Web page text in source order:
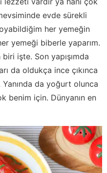
evde sürekli
her yemeğin
yemeği biberle yaparım.
işte. Son yapışımda
da oldukça ince çıkınca
Yanında da yoğurt olunca
benim için. Dünyanın en